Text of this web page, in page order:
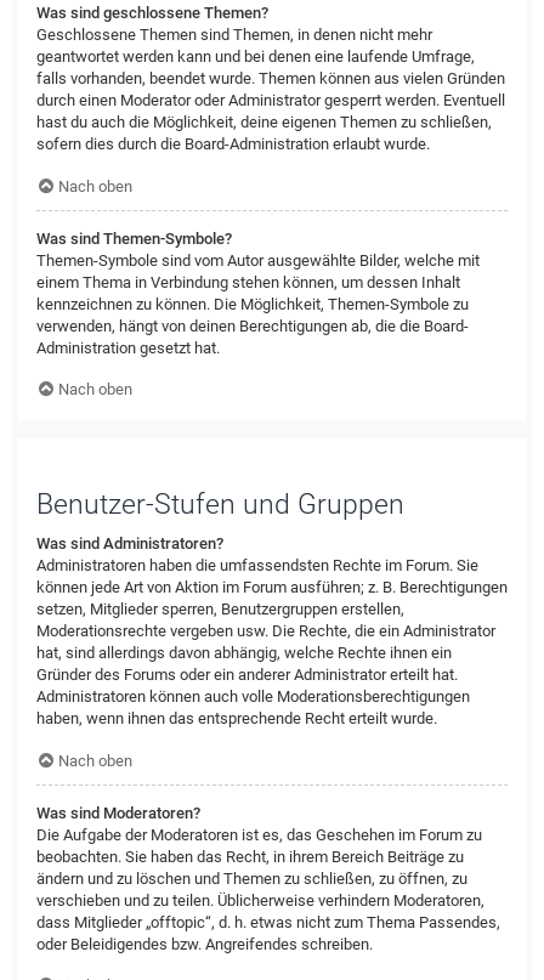
Was sind geschlossene Themen?
Geschlossene Themen sind Themen, in denen nicht mehr
geantwortet werden kann und bei denen eine laufende Umfrage,
falls vorhanden, beendet wurde. Themen können aus vielen Gründen
durch einen Moderator oder Administrator gesperrt werden. Eventuell
hast du auch die Möglichkeit, deine eigenen Themen zu schließen,
sofern dies durch die Board-Administration erlaubt wurde.
Nach oben
Was sind Themen-Symbole?
Themen-Symbole sind vom Autor ausgewählte Bilder, welche mit
einem Thema in Verbindung stehen können, um dessen Inhalt
kennzeichnen zu können. Die Möglichkeit, Themen-Symbole zu
verwenden, hängt von deinen Berechtigungen ab, die die Board-
Administration gesetzt hat.
Nach oben
Benutzer-Stufen und Gruppen
Was sind Administratoren?
Administratoren haben die umfassendsten Rechte im Forum. Sie
können jede Art von Aktion im Forum ausführen; z. B. Berechtigungen
setzen, Mitglieder sperren, Benutzergruppen erstellen,
Moderationsrechte vergeben usw. Die Rechte, die ein Administrator
hat, sind allerdings davon abhängig, welche Rechte ihnen ein
Gründer des Forums oder ein anderer Administrator erteilt hat.
Administratoren können auch volle Moderationsberechtigungen
haben, wenn ihnen das entsprechende Recht erteilt wurde.
Nach oben
Was sind Moderatoren?
Die Aufgabe der Moderatoren ist es, das Geschehen im Forum zu
beobachten. Sie haben das Recht, in ihrem Bereich Beiträge zu
ändern und zu löschen und Themen zu schließen, zu öffnen, zu
verschieben und zu teilen. Üblicherweise verhindern Moderatoren,
dass Mitglieder „offtopic“, d. h. etwas nicht zum Thema Passendes,
oder Beleidigendes bzw. Angreifendes schreiben.